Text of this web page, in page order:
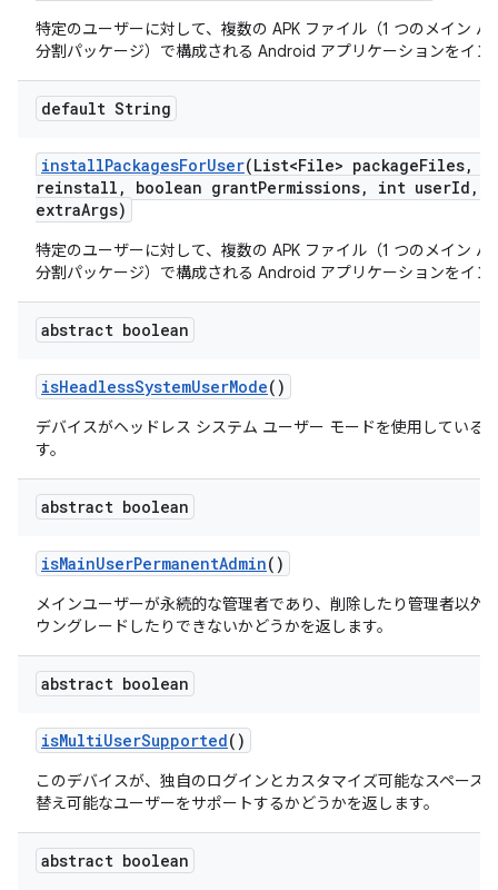
特定のユーザーに対して、複数の APK ファイル（1 つのメイン
分割パッケージ）で構成される Android アプリケーションをイン
default String
installPackagesForUser(List<File> packageFiles,
reinstall , boolean grantPermissions, int userId ,
extraArgs)
特定のユーザーに対して、複数の APK ファイル（1 つのメイン
分割パッケージ）で構成される Android アプリケーションをイン
abstract boolean
isHeadlessSystemUserMode()
デバイスがヘッドレス システム ユーザー モードを使用している
す。
abstract boolean
isMainUserPermanentAdmin()
メインユーザーが永続的な管理者であり、削除したり管理者以外
ウングレードしたりできないかどうかを返します。
abstract boolean
isMultiUserSupported()
このデバイスが、独自のログインとカスタマイズ可能なスペース
替え可能なユーザーをサポートするかどうかを返します。
abstract boolean